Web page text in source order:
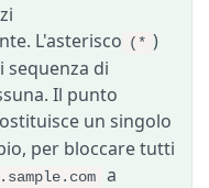
L'asterisco (* )
sequenza di
Il punto
un singolo
per bloccare tutti
a